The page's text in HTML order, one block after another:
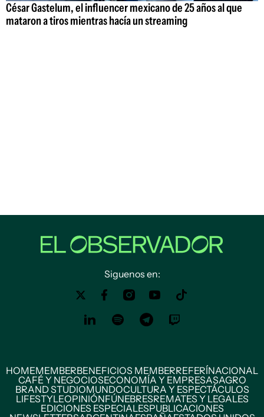
César Gastelum, el influencer mexicano de 25 años al que
mataron a tiros mientras hacía un streaming
Siguenos en:
HOMEMEMBERBENEFICIOS MEMBERREFERÍNACIONAL
CAFÉ Y NEGOCIOSECONOMÍA Y EMPRESASAGRO
BRAND STUDIOMUNDOCULTURA Y ESPECTÁCULOS
LIFESTYLEOPINIÓNFÚNEBRESREMATES Y LEGALES
EDICIONES ESPECIALESPUBLICACIONES